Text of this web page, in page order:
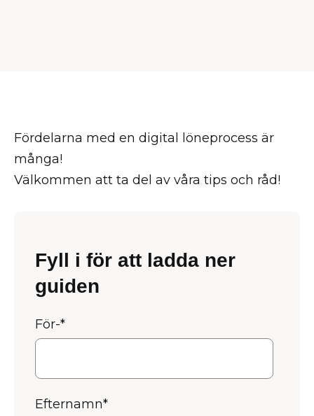
Fördelarna med en digital löneprocess är
många!
Välkommen att ta del av våra tips och råd!
Fyll i för att ladda ner
guiden
För-*
Efternamn*